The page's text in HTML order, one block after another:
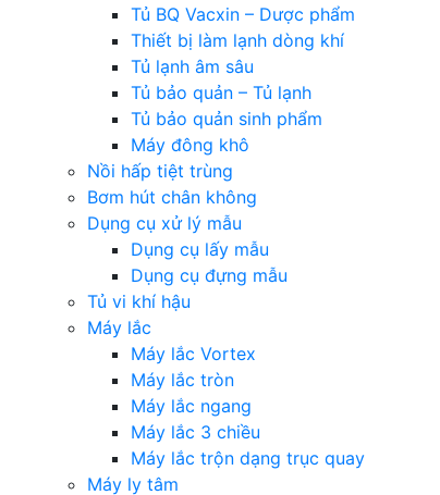
Tủ BQ Vacxin – Dược phẩm
Thiết bị làm lạnh dòng khí
Tủ lạnh âm sâu
Tủ bảo quản – Tủ lạnh
Tủ bảo quản sinh phẩm
Máy đông khô
Nồi hấp tiệt trùng
Bơm hút chân không
Dụng cụ xử lý mẫu
Dụng cụ lấy mẫu
Dụng cụ đựng mẫu
Tủ vi khí hậu
Máy lắc
Máy lắc Vortex
Máy lắc tròn
Máy lắc ngang
Máy lắc 3 chiều
Máy lắc trộn dạng trục quay
Máy ly tâm